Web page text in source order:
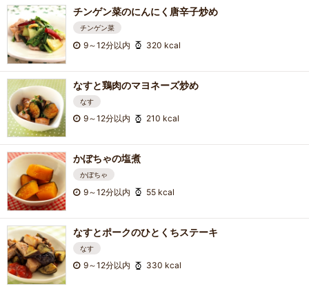
チンゲン菜のにんにく唐辛子炒め
チンゲン菜
9～12分以内 320 kcal
なすと鶏肉のマヨネーズ炒め
なす
9～12分以内 210 kcal
かぼちゃの塩煮
かぼちゃ
9～12分以内 55 kcal
なすとポークのひとくちステーキ
なす
9～12分以内 330 kcal